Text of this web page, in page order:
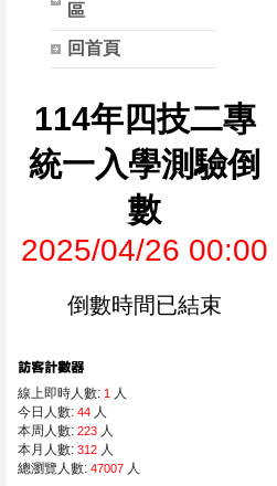
區
回首頁
114年四技二專
統一入學測驗倒
數
2025/04/26 00:00
倒數時間已結束
線上即時人數: 1 人
今日人數: 44 人
本周人數: 223 人
本月人數: 312 人
總瀏覽人數: 47007 人